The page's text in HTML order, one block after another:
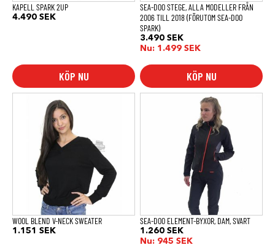
KAPELL SPARK 2UP
4.490 SEK
KÖP NU
SEA-DOO STEGE, ALLA MODELLER FRÅN
2006 TILL 2018 (FÖRUTOM SEA-DOO
SPARK)
3.490 SEK
Nu: 1.499 SEK
KÖP NU
WOOL BLEND V-NECK SWEATER
1.151 SEK
produkten
varianter.
alternativen
produktsidan
SEA-DOO ELEMENT-BYXOR, DAM, SVART
1.260 SEK
Nu: 945 SEK
alternativen
produktsidan